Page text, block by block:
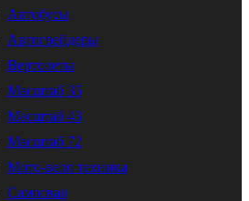
Автобусы
Автогрейдеры
Вертолеты
Масштаб 35
Масштаб 43
Масштаб 72
Мото-вело техника
Самосвал